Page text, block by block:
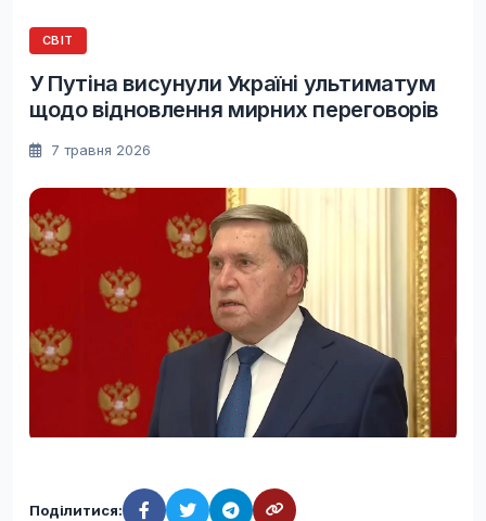
СВІТ
У Путіна висунули Україні ультиматум
щодо відновлення мирних переговорів
7 травня 2026
Поділитися: